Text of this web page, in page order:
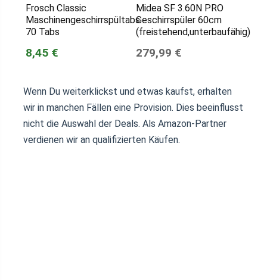
Frosch Classic
Maschinengeschirrspültabs
70 Tabs
8,45 €
Midea SF 3.60N PRO
Geschirrspüler 60cm
(freistehend,unterbaufähig)
279,99 €
Wenn Du weiterklickst und etwas kaufst, erhalten
wir in manchen Fällen eine Provision. Dies beeinflusst
nicht die Auswahl der Deals. Als Amazon-Partner
verdienen wir an qualifizierten Käufen.